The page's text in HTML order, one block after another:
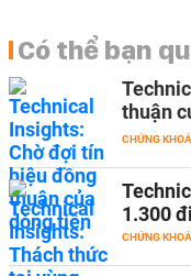
Có thể bạn
thuận
CHỨNG
1.300
CHỨNG